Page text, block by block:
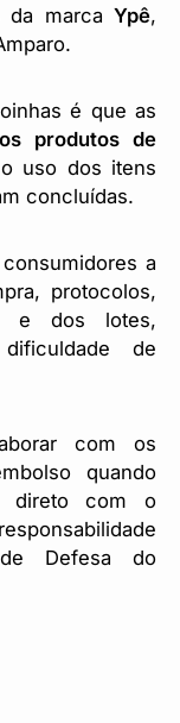
da marca Ypê,
é que as
produtos de
uso dos itens
concluídas.
a
protocolos,
e dos lotes,
de
com os
quando
direto com o
Defesa do